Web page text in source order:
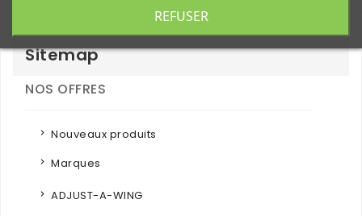
Sitemap
NOS OFFRES
Nouveaux produits
Marques
ADJUST-A-WING
REFUSER